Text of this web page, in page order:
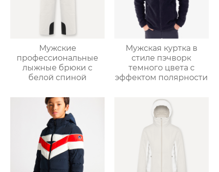
Мужские
профессиональные
лыжные брюки с
белой спиной
Мужская куртка в
стиле пэчворк
темного цвета с
эффектом полярности